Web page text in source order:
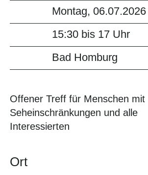
Montag, 06.07.2026
15:30 bis 17 Uhr
Bad Homburg
Offener Treff für Menschen mit
Seheinschränkungen und alle
Interessierten
Ort